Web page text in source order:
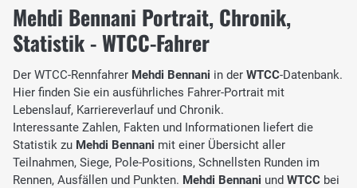
Mehdi Bennani Portrait, Chronik,
Statistik - WTCC-Fahrer
Der WTCC-Rennfahrer Mehdi Bennani in der WTCC-Datenbank.
Hier finden Sie ein ausführliches Fahrer-Portrait mit
Lebenslauf, Karriereverlauf und Chronik.
Interessante Zahlen, Fakten und Informationen liefert die
Statistik zu Mehdi Bennani mit einer Übersicht aller
Teilnahmen, Siege, Pole-Positions, Schnellsten Runden im
Rennen, Ausfällen und Punkten. Mehdi Bennani und WTCC bei